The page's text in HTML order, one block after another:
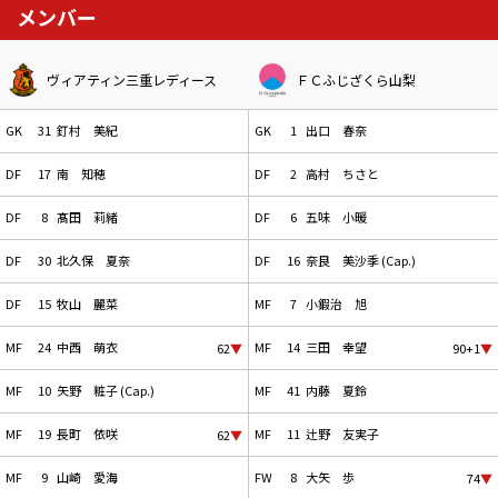
メンバー
ヴィアティン三重レディース
GK 31 釘村 美紀
DF 17 南 知穂
DF 8 髙田 莉緒
DF 30 北久保 夏奈
DF 15 牧山 麗菜
MF 24 中西 萌衣 62▼
MF 10 矢野 粧子 (Cap.)
MF 19 長町 依咲 62▼
MF 9 山崎 愛海
ＦＣふじざくら山梨
GK 1 出口 春奈
DF 2 高村 ちさと
DF 6 五味 小暖
DF 16 奈良 美沙季 (Cap.)
MF 7 小鍜治 旭
MF 14 三田 幸望 90+1▼
MF 41 内藤 夏鈴
MF 11 辻野 友実子
FW 8 大矢 歩 74▼